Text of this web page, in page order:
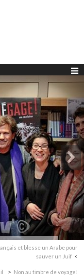
et blesse un Arabe pour
sauver un Juif
Non au timbre de voyage!